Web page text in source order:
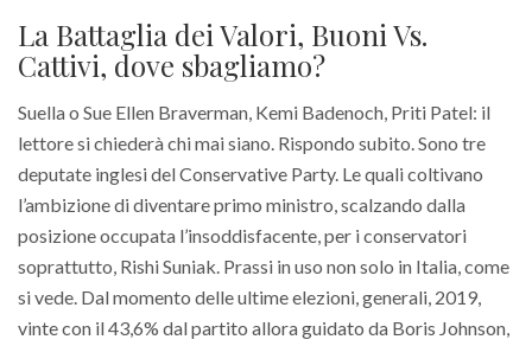
La Battaglia dei Valori, Buoni Vs.
Cattivi, dove sbagliamo?
Suella o Sue Ellen Braverman, Kemi Badenoch, Priti Patel: il
lettore si chiederà chi mai siano. Rispondo subito. Sono tre
deputate inglesi del Conservative Party. Le quali coltivano
l’ambizione di diventare primo ministro, scalzando dalla
posizione occupata l’insoddisfacente, per i conservatori
soprattutto, Rishi Suniak. Prassi in uso non solo in Italia, come
si vede. Dal momento delle ultime elezioni, generali, 2019,
vinte con il 43,6% dal partito allora guidato da Boris Johnson,